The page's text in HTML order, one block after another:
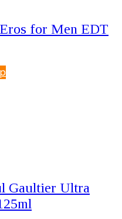
for Men EDT
Gaultier Ultra